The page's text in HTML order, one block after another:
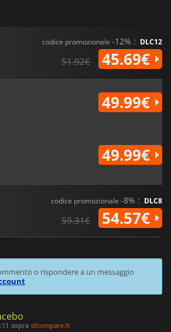
codice promozionale -12% : DLC12
51.92€ 45.69€
49.99€
49.99€
codice promozionale -8% : DLC8
59.31€ 54.57€
o rispondere a un messaggio
sopra dlcompare.fr